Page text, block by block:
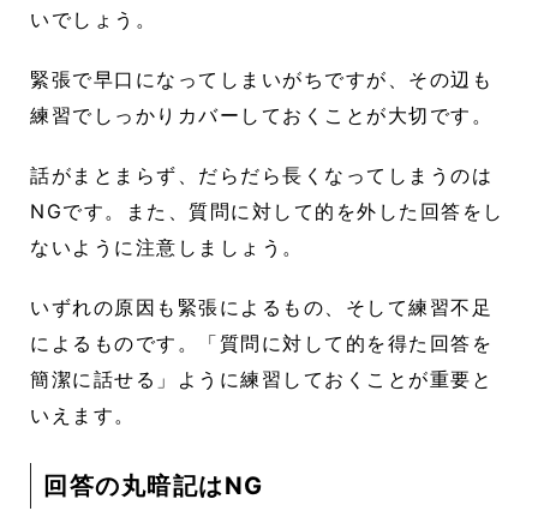
いでしょう。
緊張で早口になってしまいがちですが、その辺も
練習でしっかりカバーしておくことが大切です。
話がまとまらず、だらだら長くなってしまうのは
NGです。また、質問に対して的を外した回答をし
ないように注意しましょう。
いずれの原因も緊張によるもの、そして練習不足
によるものです。「質問に対して的を得た回答を
簡潔に話せる」ように練習しておくことが重要と
いえます。
回答の丸暗記はNG